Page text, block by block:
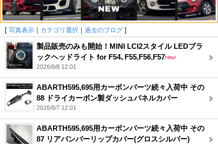
[ 写真表示 ｜ カテゴリ選択 ｜ 過去のブログ ]
製品販売のみも開始！MINI LCI2スタイル LEDブラ
ックヘッドライト for F54､F55,F56,F57
2026/8/8 12:01
ABARTH595,695用カーボンパーツ続々入荷中 その
88 ドライカーボン製ダッシュパネルカバー
2026/8/7 12:01
ABARTH595,695用カーボンパーツ続々入荷中 その
87 リアバンパーリップカバー(グロスシルバー)